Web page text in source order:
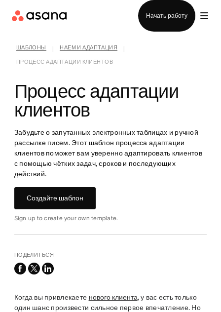
Начать работу
ШАБЛОНЫ НАЕМ И АДАПТАЦИЯ
ПРОЦЕСС АДАПТАЦИИ КЛИЕНТОВ
Процесс адаптации
клиентов
Забудьте о запутанных электронных таблицах и ручной
рассылке писем. Этот шаблон процесса адаптации
клиентов поможет вам уверенно адаптировать клиентов
с помощью чётких задач, сроков и последующих
действий.
Создайте шаблон
Sign up to create your own template.
ПОДЕЛИТЬСЯ
facebook
x-
linkedin
Когда вы привлекаете нового клиента, у вас есть только
один шанс произвести сильное первое впечатление. Но